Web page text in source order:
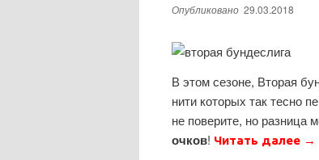
Опубликовано 29.03.2018
В этом сезоне, Вторая
нити которых так тесно
не поверите, но
очков! Читать далее →